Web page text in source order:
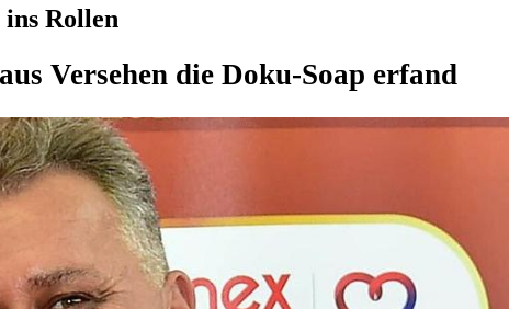
Rollen
Versehen die Doku-Soap erfand